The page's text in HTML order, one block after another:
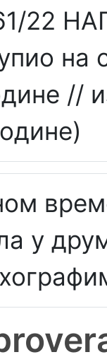
22
на
//
у